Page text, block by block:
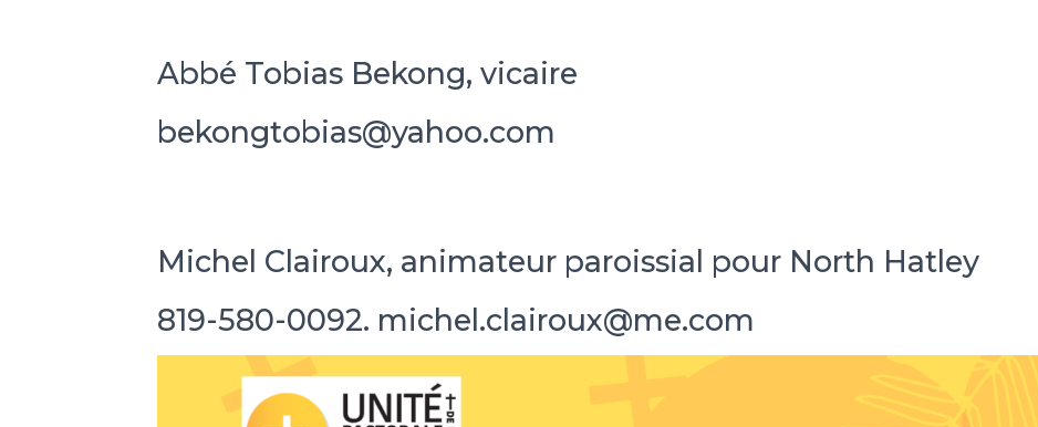
Abbé Tobias Bekong, vicaire
bekongtobias@yahoo.com
Michel Clairoux, animateur paroissial pour North Hatley
819-580-0092. michel.clairoux@me.com